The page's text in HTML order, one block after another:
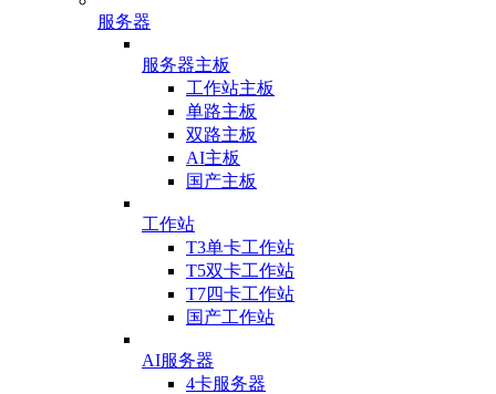
服务器
服务器主板
工作站主板
单路主板
双路主板
AI主板
国产主板
工作站
T3单卡工作站
T5双卡工作站
T7四卡工作站
国产工作站
AI服务器
4卡服务器